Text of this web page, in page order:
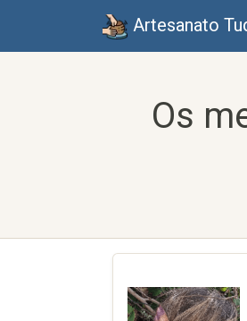
Artesanato
Os